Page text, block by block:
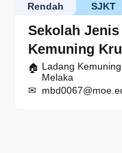
Sekolah
Kemuning
SJKT
Rendah
Ladang
Melaka